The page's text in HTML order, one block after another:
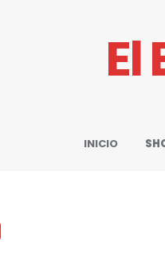
El
INICIO